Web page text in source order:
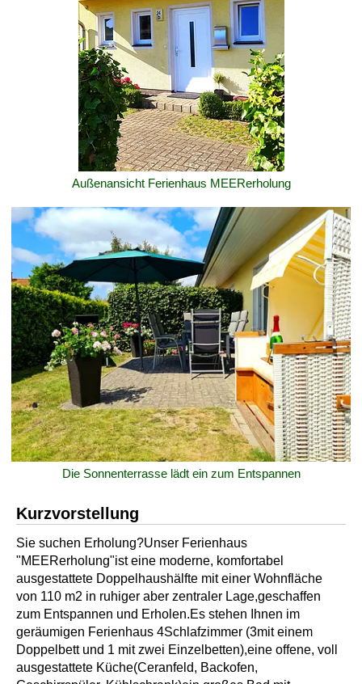
Außenansicht Ferienhaus MEERerholung
Die Sonnenterrasse lädt ein zum Entspannen
Kurzvorstellung
Sie suchen Erholung?Unser Ferienhaus
"MEERerholung"ist eine moderne, komfortabel
ausgestattete Doppelhaushälfte mit einer Wohnfläche
von 110 m2 in ruhiger aber zentraler Lage,geschaffen
zum Entspannen und Erholen.Es stehen Ihnen im
geräumigen Ferienhaus 4Schlafzimmer (3mit einem
Doppelbett und 1 mit zwei Einzelbetten),eine offene, voll
ausgestattete Küche(Ceranfeld, Backofen,